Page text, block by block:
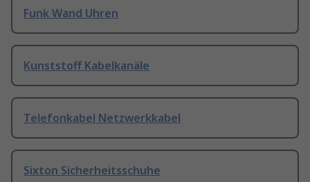
Funk Wand Uhren
Kunststoff Kabelkanäle
Telefonkabel Netzwerkkabel
Sixton Sicherheitsschuhe